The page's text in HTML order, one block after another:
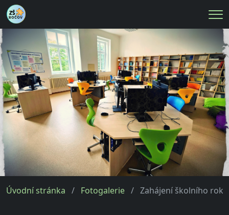
Úvodní stránka Fotogalerie Zahájení školního